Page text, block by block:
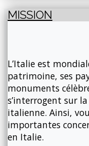
MISSION
L’Italie est
patrimoine, ses
monuments
s’interrogent sur
italienne. Ainsi,
importantes
en Italie.